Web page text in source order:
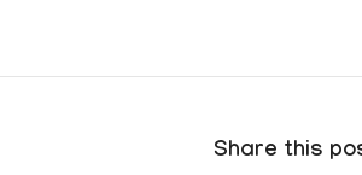
Share this